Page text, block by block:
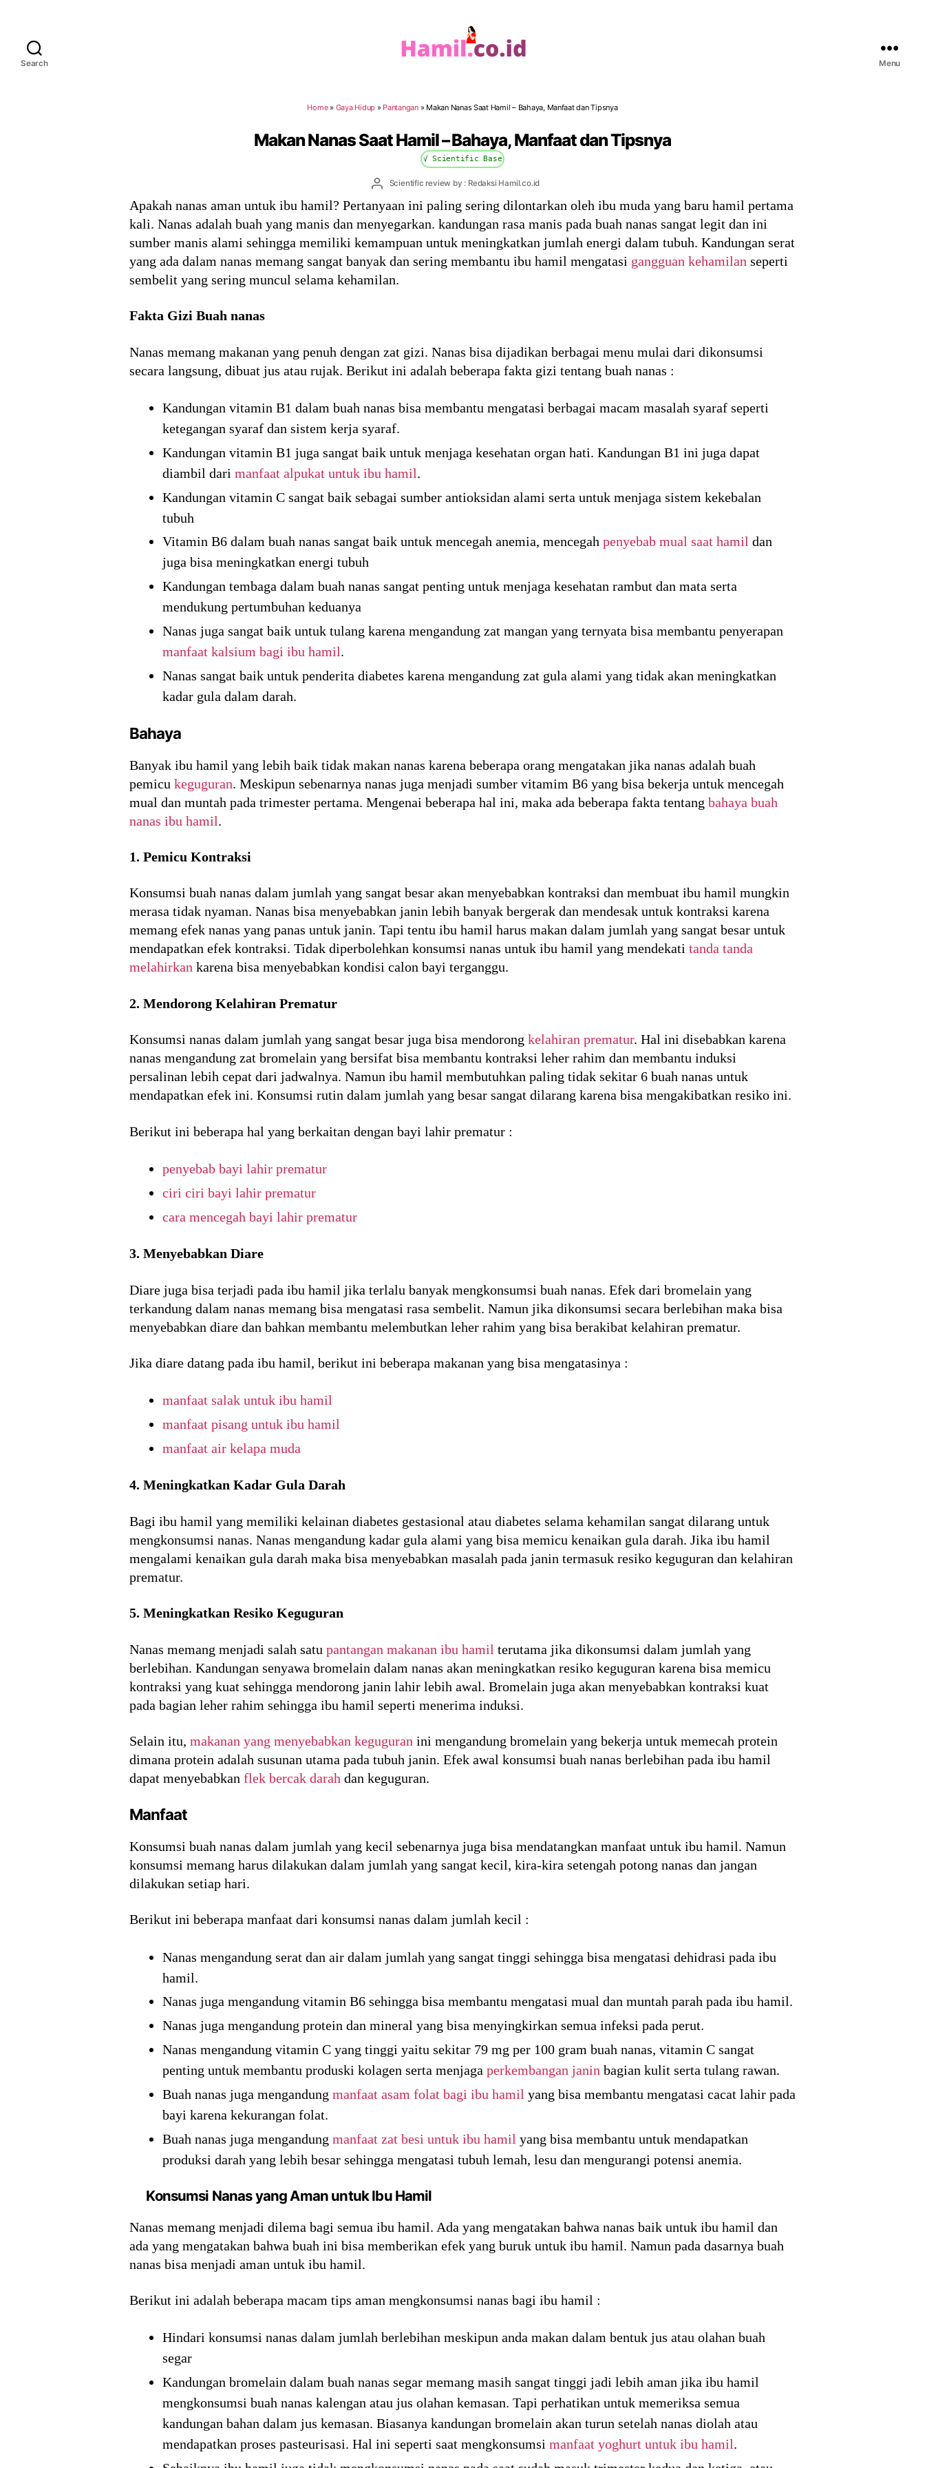
Search Menu
Home» Gaya Hidup » Pantangan» Makan Nanas Saat Hamil – Bahaya, Manfaat dan Tipsnya
Makan Nanas Saat Hamil – Bahaya, Manfaat dan Tipsnya
√ Scientific Base
PostScientific review by : Redaksi Hamil.co.id
Apakah nanas aman untuk ibu hamil? Pertanyaan ini paling sering dilontarkan oleh ibu muda yang baru hamil pertama
kali. Nanas adalah buah yang manis dan menyegarkan. kandungan rasa manis pada buah nanas sangat legit dan ini
sumber manis alami sehingga memiliki kemampuan untuk meningkatkan jumlah energi dalam tubuh. Kandungan serat
yang ada dalam nanas memang sangat banyak dan sering membantu ibu hamil mengatasi gangguan kehamilan seperti
sembelit yang sering muncul selama kehamilan.
Fakta Gizi Buah nanas
Nanas memang makanan yang penuh dengan zat gizi. Nanas bisa dijadikan berbagai menu mulai dari dikonsumsi
secara langsung, dibuat jus atau rujak. Berikut ini adalah beberapa fakta gizi tentang buah nanas :
Kandungan vitamin B1 dalam buah nanas bisa membantu mengatasi berbagai macam masalah syaraf seperti
ketegangan syaraf dan sistem kerja syaraf.
Kandungan vitamin B1 juga sangat baik untuk menjaga kesehatan organ hati. Kandungan B1 ini juga dapat
diambil dari manfaat alpukat untuk ibu hamil.
Kandungan vitamin C sangat baik sebagai sumber antioksidan alami serta untuk menjaga sistem kekebalan
tubuh
Vitamin B6 dalam buah nanas sangat baik untuk mencegah anemia, mencegah penyebab mual saat hamil dan
juga bisa meningkatkan energi tubuh
Kandungan tembaga dalam buah nanas sangat penting untuk menjaga kesehatan rambut dan mata serta
mendukung pertumbuhan keduanya
Nanas juga sangat baik untuk tulang karena mengandung zat mangan yang ternyata bisa membantu penyerapan
manfaat kalsium bagi ibu hamil.
Nanas sangat baik untuk penderita diabetes karena mengandung zat gula alami yang tidak akan meningkatkan
kadar gula dalam darah.
Bahaya
Banyak ibu hamil yang lebih baik tidak makan nanas karena beberapa orang mengatakan jika nanas adalah buah
pemicu keguguran. Meskipun sebenarnya nanas juga menjadi sumber vitamim B6 yang bisa bekerja untuk mencegah
mual dan muntah pada trimester pertama. Mengenai beberapa hal ini, maka ada beberapa fakta tentang bahaya buah
nanas ibu hamil.
1. Pemicu Kontraksi
Konsumsi buah nanas dalam jumlah yang sangat besar akan menyebabkan kontraksi dan membuat ibu hamil mungkin
merasa tidak nyaman. Nanas bisa menyebabkan janin lebih banyak bergerak dan mendesak untuk kontraksi karena
memang efek nanas yang panas untuk janin. Tapi tentu ibu hamil harus makan dalam jumlah yang sangat besar untuk
mendapatkan efek kontraksi. Tidak diperbolehkan konsumsi nanas untuk ibu hamil yang mendekati tanda tanda
melahirkan karena bisa menyebabkan kondisi calon bayi terganggu.
2. Mendorong Kelahiran Prematur
Konsumsi nanas dalam jumlah yang sangat besar juga bisa mendorong kelahiran prematur. Hal ini disebabkan karena
nanas mengandung zat bromelain yang bersifat bisa membantu kontraksi leher rahim dan membantu induksi
persalinan lebih cepat dari jadwalnya. Namun ibu hamil membutuhkan paling tidak sekitar 6 buah nanas untuk
mendapatkan efek ini. Konsumsi rutin dalam jumlah yang besar sangat dilarang karena bisa mengakibatkan resiko ini.
Berikut ini beberapa hal yang berkaitan dengan bayi lahir prematur :
penyebab bayi lahir prematur
ciri ciri bayi lahir prematur
cara mencegah bayi lahir prematur
3. Menyebabkan Diare
Diare juga bisa terjadi pada ibu hamil jika terlalu banyak mengkonsumsi buah nanas. Efek dari bromelain yang
terkandung dalam nanas memang bisa mengatasi rasa sembelit. Namun jika dikonsumsi secara berlebihan maka bisa
menyebabkan diare dan bahkan membantu melembutkan leher rahim yang bisa berakibat kelahiran prematur.
Jika diare datang pada ibu hamil, berikut ini beberapa makanan yang bisa mengatasinya :
manfaat salak untuk ibu hamil
manfaat pisang untuk ibu hamil
manfaat air kelapa muda
4. Meningkatkan Kadar Gula Darah
Bagi ibu hamil yang memiliki kelainan diabetes gestasional atau diabetes selama kehamilan sangat dilarang untuk
mengkonsumsi nanas. Nanas mengandung kadar gula alami yang bisa memicu kenaikan gula darah. Jika ibu hamil
mengalami kenaikan gula darah maka bisa menyebabkan masalah pada janin termasuk resiko keguguran dan kelahiran
prematur.
5. Meningkatkan Resiko Keguguran
Nanas memang menjadi salah satu pantangan makanan ibu hamil terutama jika dikonsumsi dalam jumlah yang
berlebihan. Kandungan senyawa bromelain dalam nanas akan meningkatkan resiko keguguran karena bisa memicu
kontraksi yang kuat sehingga mendorong janin lahir lebih awal. Bromelain juga akan menyebabkan kontraksi kuat
pada bagian leher rahim sehingga ibu hamil seperti menerima induksi.
Selain itu, makanan yang menyebabkan keguguran ini mengandung bromelain yang bekerja untuk memecah protein
dimana protein adalah susunan utama pada tubuh janin. Efek awal konsumsi buah nanas berlebihan pada ibu hamil
dapat menyebabkan flek bercak darah dan keguguran.
Manfaat
Konsumsi buah nanas dalam jumlah yang kecil sebenarnya juga bisa mendatangkan manfaat untuk ibu hamil. Namun
konsumsi memang harus dilakukan dalam jumlah yang sangat kecil, kira-kira setengah potong nanas dan jangan
dilakukan setiap hari.
Berikut ini beberapa manfaat dari konsumsi nanas dalam jumlah kecil :
Nanas mengandung serat dan air dalam jumlah yang sangat tinggi sehingga bisa mengatasi dehidrasi pada ibu
hamil.
Nanas juga mengandung vitamin B6 sehingga bisa membantu mengatasi mual dan muntah parah pada ibu hamil.
Nanas juga mengandung protein dan mineral yang bisa menyingkirkan semua infeksi pada perut.
Nanas mengandung vitamin C yang tinggi yaitu sekitar 79 mg per 100 gram buah nanas, vitamin C sangat
penting untuk membantu produski kolagen serta menjaga perkembangan janin bagian kulit serta tulang rawan.
Buah nanas juga mengandung manfaat asam folat bagi ibu hamil yang bisa membantu mengatasi cacat lahir pada
bayi karena kekurangan folat.
Buah nanas juga mengandung manfaat zat besi untuk ibu hamil yang bisa membantu untuk mendapatkan
produksi darah yang lebih besar sehingga mengatasi tubuh lemah, lesu dan mengurangi potensi anemia.
Konsumsi Nanas yang Aman untuk Ibu Hamil
Nanas memang menjadi dilema bagi semua ibu hamil. Ada yang mengatakan bahwa nanas baik untuk ibu hamil dan
ada yang mengatakan bahwa buah ini bisa memberikan efek yang buruk untuk ibu hamil. Namun pada dasarnya buah
nanas bisa menjadi aman untuk ibu hamil.
Berikut ini adalah beberapa macam tips aman mengkonsumsi nanas bagi ibu hamil :
Hindari konsumsi nanas dalam jumlah berlebihan meskipun anda makan dalam bentuk jus atau olahan buah
segar
Kandungan bromelain dalam buah nanas segar memang masih sangat tinggi jadi lebih aman jika ibu hamil
mengkonsumsi buah nanas kalengan atau jus olahan kemasan. Tapi perhatikan untuk memeriksa semua
kandungan bahan dalam jus kemasan. Biasanya kandungan bromelain akan turun setelah nanas diolah atau
mendapatkan proses pasteurisasi. Hal ini seperti saat mengkonsumsi manfaat yoghurt untuk ibu hamil.